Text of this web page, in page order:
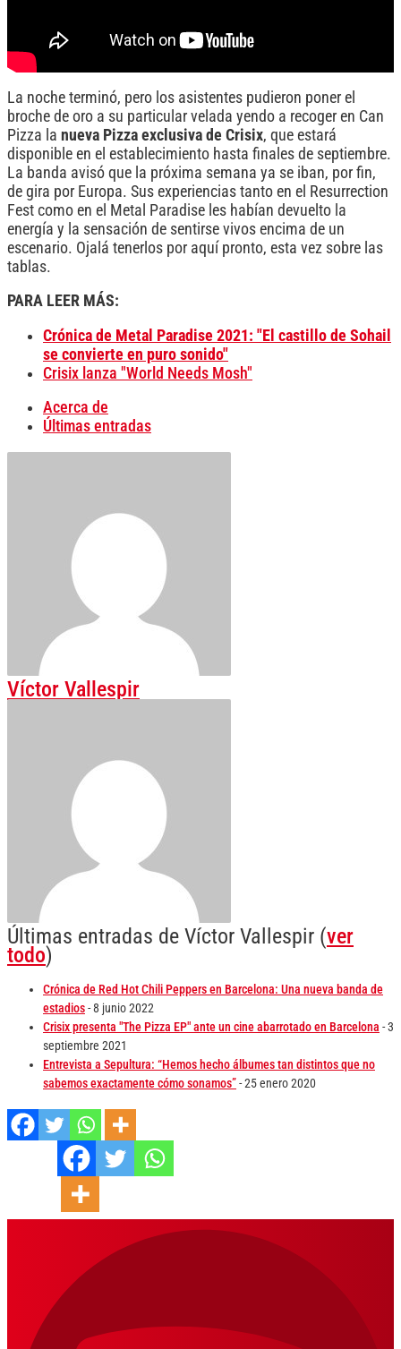
La noche terminó, pero los asistentes pudieron poner el
broche de oro a su particular velada yendo a recoger en Can
Pizza la nueva Pizza exclusiva de Crisix, que estará
disponible en el establecimiento hasta finales de septiembre.
La banda avisó que la próxima semana ya se iban, por fin,
de gira por Europa. Sus experiencias tanto en el Resurrection
Fest como en el Metal Paradise les habían devuelto la
energía y la sensación de sentirse vivos encima de un
escenario. Ojalá tenerlos por aquí pronto, esta vez sobre las
tablas.
PARA LEER MÁS:
Crónica de Metal Paradise 2021: "El castillo de Sohail
se convierte en puro sonido"
Crisix lanza "World Needs Mosh"
Acerca de
Últimas entradas
Víctor Vallespir
Últimas entradas de Víctor Vallespir (ver
todo)
Crónica de Red Hot Chili Peppers en Barcelona: Una nueva banda de
estadios- 8 junio 2022
Crisix presenta "The Pizza EP" ante un cine abarrotado en Barcelona - 3
septiembre 2021
Entrevista a Sepultura: “Hemos hecho álbumes tan distintos que no
sabemos exactamente cómo sonamos”- 25 enero 2020